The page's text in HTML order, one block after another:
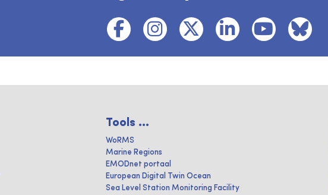
Tools ...
WoRMS
Marine Regions
EMODnet portaal
European Digital Twin Ocean
Sea Level Station Monitoring Facility